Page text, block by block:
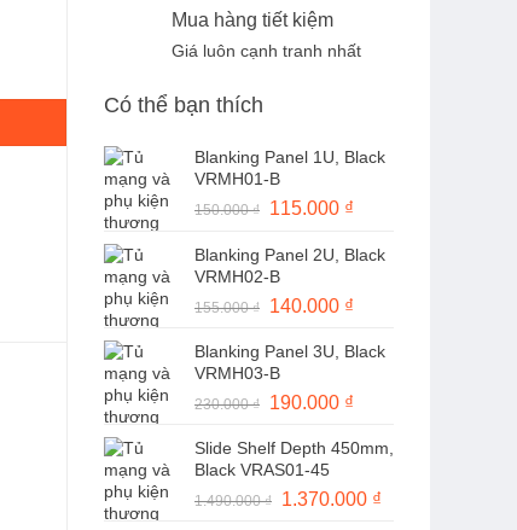
Mua hàng tiết kiệm
Giá luôn cạnh tranh nhất
Có thể bạn thích
Blanking Panel 1U, Black
VRMH01-B
150.000₫
Giá
là:
150.000 ₫.
115.000 ₫
tại
Blanking Panel 2U, Black
VRMH02-B
155.000₫
Giá
là:
155.000 ₫.
140.000 ₫
tại
Blanking Panel 3U, Black
VRMH03-B
230.000₫
Giá
là:
230.000 ₫.
190.000 ₫
tại
190.000 ₫.
Slide Shelf Depth 450mm,
Black VRAS01-45
1.490.000₫
Giá
1.370.000 ₫
Mã SMC1000I-2UC số lượng